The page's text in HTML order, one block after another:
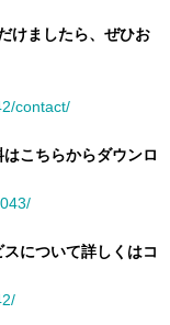
けましたら、ぜひお
contact/
こちらからダウンロ
について詳しくはコ